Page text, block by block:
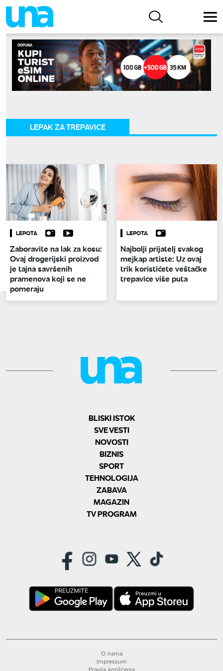
LEPAK ZA TREPAVICE
LEPOTA
Zaboravite na lak za kosu:
Ovaj drogerijski proizvod
je tajna savršenih
pramenova koji se ne
pomeraju
LEPOTA
Najbolji prijatelj svakog
mejkap artiste: Uz ovaj
trik koristićete veštačke
trepavice više puta
BLISKI ISTOK
SVE VESTI
NOVOSTI
BIZNIS
SPORT
TEHNOLOGIJA
ZABAVA
MAGAZIN
TV PROGRAM
O nama
Impressum
Pravila korišćenja